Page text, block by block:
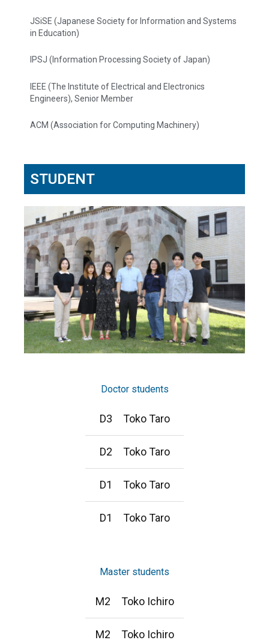
JSiSE (Japanese Society for Information and Systems
in Education)
IPSJ (Information Processing Society of Japan)
IEEE (The Institute of Electrical and Electronics
Engineers), Senior Member
ACM (Association for Computing Machinery)
STUDENT
Doctor students
D3 Toko Taro
D2 Toko Taro
D1 Toko Taro
D1 Toko Taro
Master students
M2 Toko Ichiro
M2 Toko Ichiro